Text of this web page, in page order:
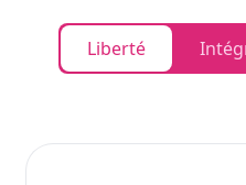
Liberté